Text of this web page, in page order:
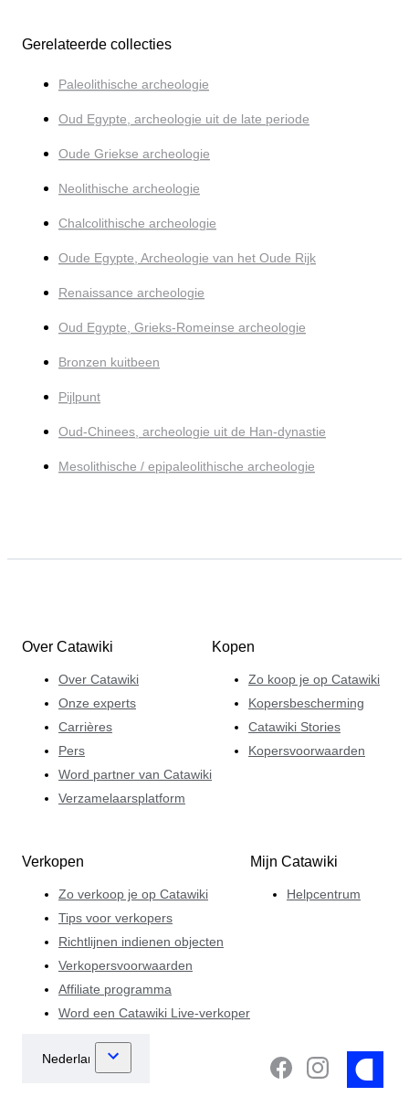
Gerelateerde collecties
Paleolithische archeologie
Oud Egypte, archeologie uit de late periode
Oude Griekse archeologie
Neolithische archeologie
Chalcolithische archeologie
Oude Egypte, Archeologie van het Oude Rijk
Renaissance archeologie
Oud Egypte, Grieks-Romeinse archeologie
Bronzen kuitbeen
Pijlpunt
Oud-Chinees, archeologie uit de Han-dynastie
Mesolithische / epipaleolithische archeologie
Over Catawiki
Over Catawiki
Onze experts
Carrières
Pers
Word partner van Catawiki
Verzamelaarsplatform
Kopen
Zo koop je op Catawiki
Kopersbescherming
Catawiki Stories
Kopersvoorwaarden
Verkopen
Zo verkoop je op Catawiki
Tips voor verkopers
Richtlijnen indienen objecten
Verkopersvoorwaarden
Affiliate programma
Word een Catawiki Live-verkoper
Mijn Catawiki
Helpcentrum